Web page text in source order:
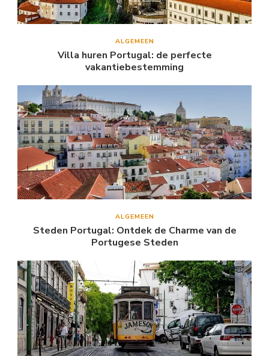
ALGEMEEN
Villa huren Portugal: de perfecte
vakantiebestemming
ALGEMEEN
Steden Portugal: Ontdek de Charme van de
Portugese Steden